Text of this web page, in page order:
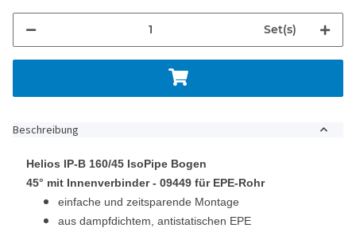
Set(s)
Beschreibung
Helios IP-B 160/45 IsoPipe Bogen
45° mit Innenverbinder - 09449 für EPE-Rohr
einfache und zeitsparende Montage
aus dampfdichtem, antistatischen EPE